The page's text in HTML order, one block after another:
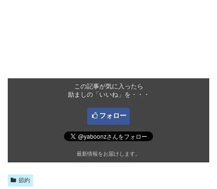
この記事が気に入ったら
励ましの「いいね」を・・・
フォロー
最新情報をお届けします。
節約